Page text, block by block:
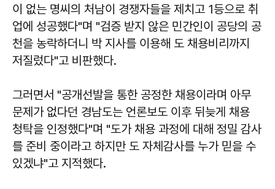
이 없는 명씨의 처남이 경쟁자들을 제치고 1등으로 취
업에 성공했다"며 "검증 받지 않은 민간인이 공당의 공
천을 농락하더니 박 지사를 이용해 도 채용비리까지
저질렀다"고 비판했다.
그러면서 "공개선발을 통한 공정한 채용이라며 아무
문제가 없다던 경남도는 언론보도 이후 뒤늦게 채용
청탁을 인정했다"며 "도가 채용 과정에 대해 정밀 감사
를 준비 중이라고 하지만 도 자체감사를 누가 믿을 수
있겠냐"고 지적했다.